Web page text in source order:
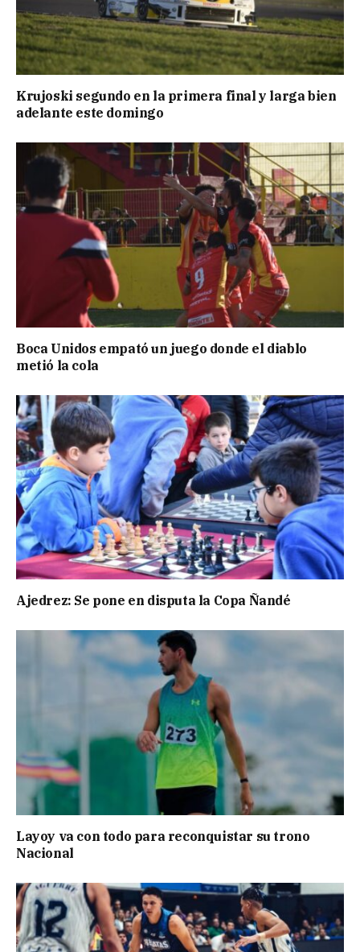
Krujoski segundo en la primera final y larga bien
adelante este domingo
Boca Unidos empató un juego donde el diablo
metió la cola
Ajedrez: Se pone en disputa la Copa Ñandé
Layoy va con todo para reconquistar su trono
Nacional